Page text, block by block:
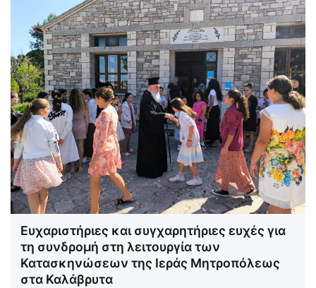
Ευχαριστήριες και συγχαρητήριες ευχές για
τη συνδρομή στη λειτουργία των
Κατασκηνώσεων της Ιεράς Μητροπόλεως
στα Καλάβρυτα